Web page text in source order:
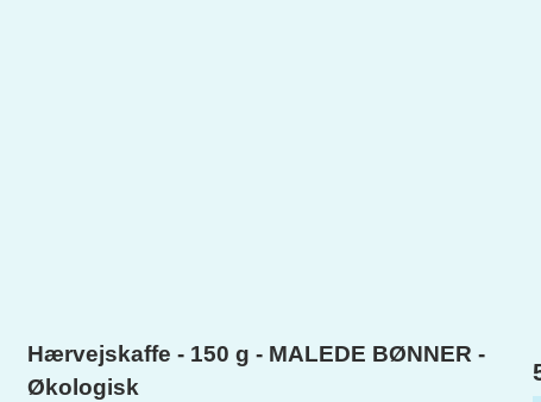
Hærvejskaffe - 150 g - MALEDE BØNNER -
Økologisk